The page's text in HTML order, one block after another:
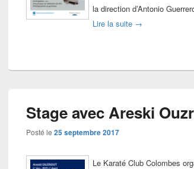
la direction d’Antonio
Lire la suite Stage karaté
→
Stage avec Areski
Posté le 25 septembre 2017
Le Karaté Club Colombes